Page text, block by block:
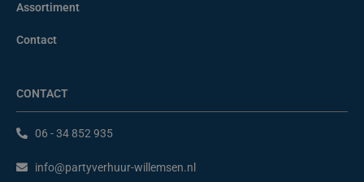
Assortiment
Contact
CONTACT
06 - 34 852 935
info@partyverhuur-willemsen.nl